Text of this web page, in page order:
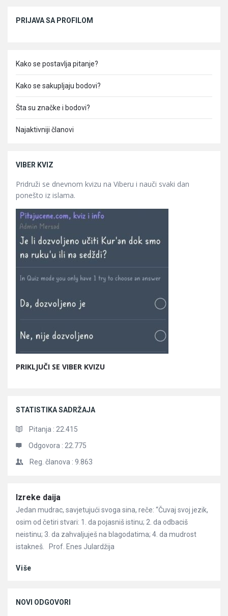
PRIJAVA SA PROFILOM
Kako se postavlja pitanje?
Kako se sakupljaju bodovi?
Šta su značke i bodovi?
Najaktivniji članovi
VIBER KVIZ
Pridruži se dnevnom kvizu na Viberu i nauči svaki dan
ponešto iz islama.
PRIKLJUČI SE VIBER KVIZU
STATISTIKA SADRŽAJA
Pitanja : 22.415
Odgovora : 22.775
Reg. članova : 9.863
Članci
Izreke daija
Jedan mudrac, savjetujući svoga sina, reče: “Čuvaj svoj jezik,
osim od četiri stvari: 1. da pojasniš istinu; 2. da odbaciš
neistinu; 3. da zahvaljuješ na blagodatima; 4. da mudrost
istakneš. Prof. Enes Julardžija
Više
NOVI ODGOVORI